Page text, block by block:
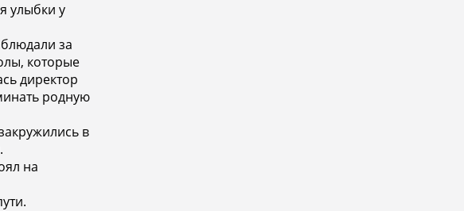
улыбки у
за
которые
директор
родную
в
на